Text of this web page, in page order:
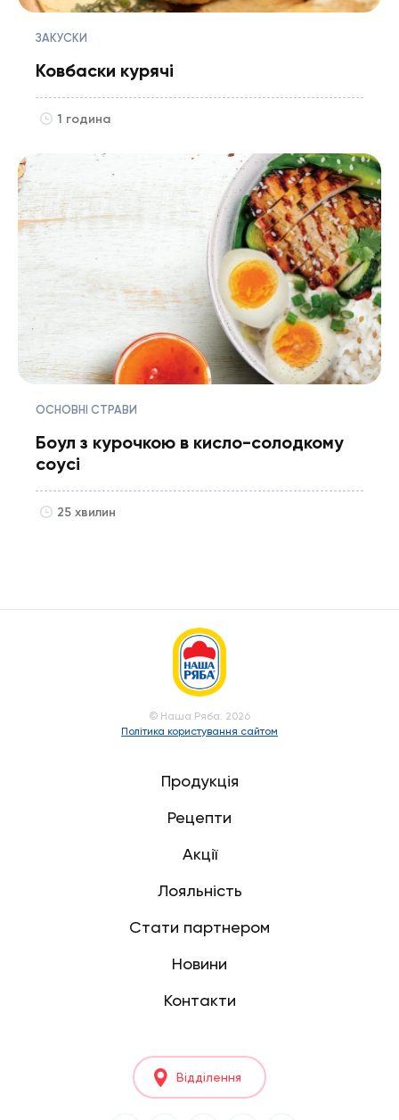
ЗАКУСКИ
Ковбаски курячі
1 година
ОСНОВНІ СТРАВИ
Боул з курочкою в кисло-солодкому
соусі
25 хвилин
© Наша Ряба. 2026
Політика користування сайтом
Продукція
Рецепти
Акції
Лояльність
Стати партнером
Новини
Контакти
Відділення